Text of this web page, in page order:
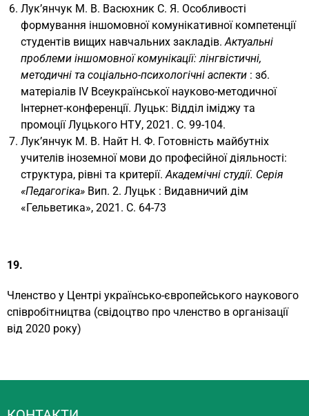
Лук’янчук М. В. Васюхник С. Я. Особливості
формування іншомовної комунікативної компетенції
студентів вищих навчальних закладів.Актуальні
проблеми іншомовної комунікації: лінгвістичні,
методичні та соціально-психологічні аспекти : зб.
матеріалів ІV Всеукраїнської науково-методичної
Інтернет-конференції. Луцьк: Відділ іміджу та
промоції Луцького НТУ, 2021. С. 99-104.
Лук’янчук М. В. Найт Н. Ф. Готовність майбутніх
учителів іноземної мови до професійної діяльності:
структура, рівні та критерії.Академічні студії. Серія
«Педагогіка» Вип. 2. Луцьк : Видавничий дім
«Гельветика», 2021. С. 64-73
19.
Членство у Центрі українсько-європейського наукового
співробітництва (свідоцтво про членство в організації
від 2020 року)